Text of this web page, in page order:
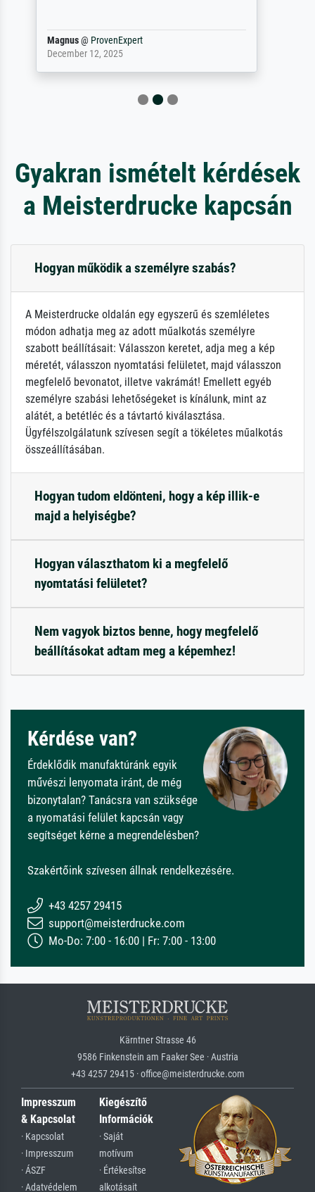
Dr.@ProvenExpert
February 3, 2026
Gyakran ismételt kérdések
a Meisterdrucke kapcsán
Hogyan működik a személyre szabás?
A Meisterdrucke oldalán egy egyszerű és szemléletes
módon adhatja meg az adott műalkotás személyre
szabott beállításait: Válasszon keretet, adja meg a kép
méretét, válasszon nyomtatási felületet, majd válasszon
megfelelő bevonatot, illetve vakrámát! Emellett egyéb
személyre szabási lehetőségeket is kínálunk, mint az
alátét, a betétléc és a távtartó kiválasztása.
Ügyfélszolgálatunk szívesen segít a tökéletes műalkotás
összeállításában.
Hogyan tudom eldönteni, hogy a kép illik-e
majd a helyiségbe?
Hogyan választhatom ki a megfelelő
nyomtatási felületet?
Nem vagyok biztos benne, hogy megfelelő
beállításokat adtam meg a képemhez!
Kérdése van?
Érdeklődik manufaktúránk egyik
művészi lenyomata iránt, de még
bizonytalan? Tanácsra van szüksége
a nyomatási felület kapcsán vagy
segítséget kérne a megrendelésben?
Szakértőink szívesen állnak rendelkezésére.
+43 4257 29415
support@meisterdrucke.com
Mo-Do: 7:00 - 16:00 | Fr: 7:00 - 13:00
Kärntner Strasse 46
9586 Finkenstein am Faaker See · Austria
+43 4257 29415 · office@meisterdrucke.com
Impresszum
& Kapcsolat
· Kapcsolat
· Impresszum
· ÁSZF
· Adatvédelem
Kiegészítő
Információk
· Saját
motívum
· Értékesítse
alkotásait